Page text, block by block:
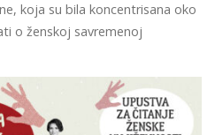
koja su bila koncentrisana oko
o ženskoj savremenoj